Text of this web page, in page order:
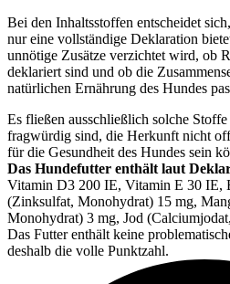
Bei den Inhaltsstoffen entscheidet
nur eine vollständige Deklaration
unnötige Zusätze verzichtet wird, ob
deklariert sind und ob die
natürlichen Ernährung des Hundes
Es fließen ausschließlich solche
fragwürdig sind, die Herkunft nicht
für die Gesundheit des Hundes sein
Das Hundefutter enthält laut
Vitamin D3 200 IE, Vitamin E 30 IE,
(Zinksulfat, Monohydrat) 15 mg,
Monohydrat) 3 mg, Jod
Das Futter enthält keine
deshalb die volle Punktzahl.